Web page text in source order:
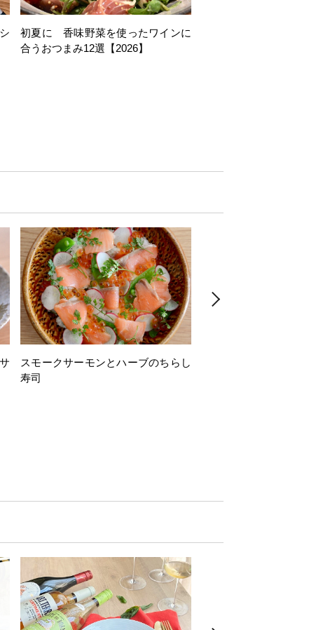
初夏に 香味野菜を使ったワインに
合うおつまみ12選【2026】
スモークサーモンとハーブのちらし
寿司